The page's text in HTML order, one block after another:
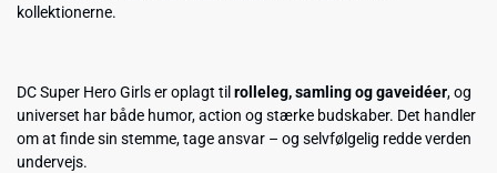
kollektionerne.
DC Super Hero Girls er oplagt til rolleleg, samling og gaveidéer, og
universet har både humor, action og stærke budskaber. Det handler
om at finde sin stemme, tage ansvar – og selvfølgelig redde verden
undervejs.